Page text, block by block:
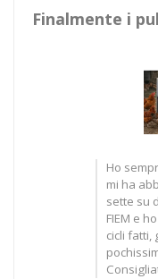
Finalmente i
Ho
mi ha
sette su
FIEM e
cicli fatti,